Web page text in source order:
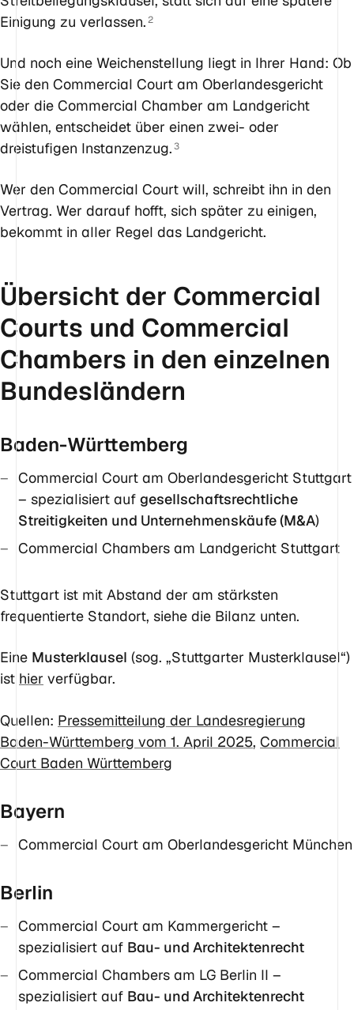
Einigung zu verlassen. 2
Und noch eine Weichenstellung liegt in Ihrer Hand: Ob
Sie den Commercial Court am Oberlandesgericht
oder die Commercial Chamber am Landgericht
wählen, entscheidet über einen zwei- oder
dreistufigen Instanzenzug. 3
Wer den Commercial Court will, schreibt ihn in den
Vertrag. Wer darauf hofft, sich später zu einigen,
bekommt in aller Regel das Landgericht.
Übersicht der Commercial
Courts und Commercial
Chambers in den einzelnen
Bundesländern
Baden-Württemberg
Commercial Court am Oberlandesgericht Stuttgart
– spezialisiert auf gesellschaftsrechtliche
Streitigkeiten und Unternehmenskäufe (M&A)
Commercial Chambers am Landgericht Stuttgart
Stuttgart ist mit Abstand der am stärksten
frequentierte Standort, siehe die Bilanz unten.
Eine Musterklausel (sog. „Stuttgarter Musterklausel“)
ist hier verfügbar.
Quellen: Pressemitteilung der Landesregierung
Baden-Württemberg vom 1. April 2025, Commercial
Court Baden Württemberg
Bayern
Commercial Court am Oberlandesgericht München
Berlin
Commercial Court am Kammergericht –
spezialisiert auf Bau- und Architektenrecht
Commercial Chambers am LG Berlin II –
spezialisiert auf Bau- und Architektenrecht